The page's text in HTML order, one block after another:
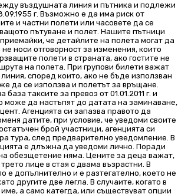
въздушната линия и пътника и подлежи
г. Възможно е да има риск от
и частни полети или часовете да се
пътуване и полет. Нашите пътници
че детайлите на полета могат да
носи отговорност за изменения, които
полети в страната, ако гостите не
на полета. При групови билети важат
според които, ако не бъде използван
да се използва и полетът за връщане.
таксите за превоз от 01.01.2011 г. и
може да настъпят до датата на заминаване,
Агенцията си запазва правото да
датите, при условие, че уведоми своите
брой участници, агенцията си
тура, след предварително уведомление. В
е длъжна да уведоми лично. Поради
обезщетение няма. Цените за деца важат,
лице в стая с двама възрастни. В
е допълнително и е разтегателно, което не
другите две легла. В случаите, когато в
а само категда, или съществуват опции